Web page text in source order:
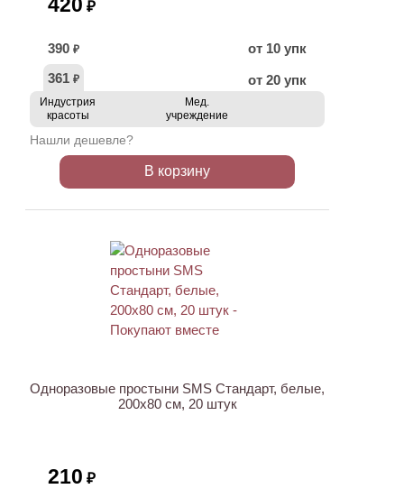
₽
390 ₽
от 10 упк
361 ₽ от 20 упк
Индустрия
красоты
Мед.
учреждение
Нашли дешевле?
В корзину
Одноразовые простыни SMS Стандарт, белые,
200х80 см, 20 штук
210 ₽